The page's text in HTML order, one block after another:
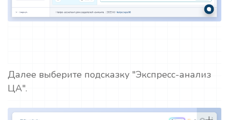
Далее выберите подсказку "Экспресс-анализ
ЦА".